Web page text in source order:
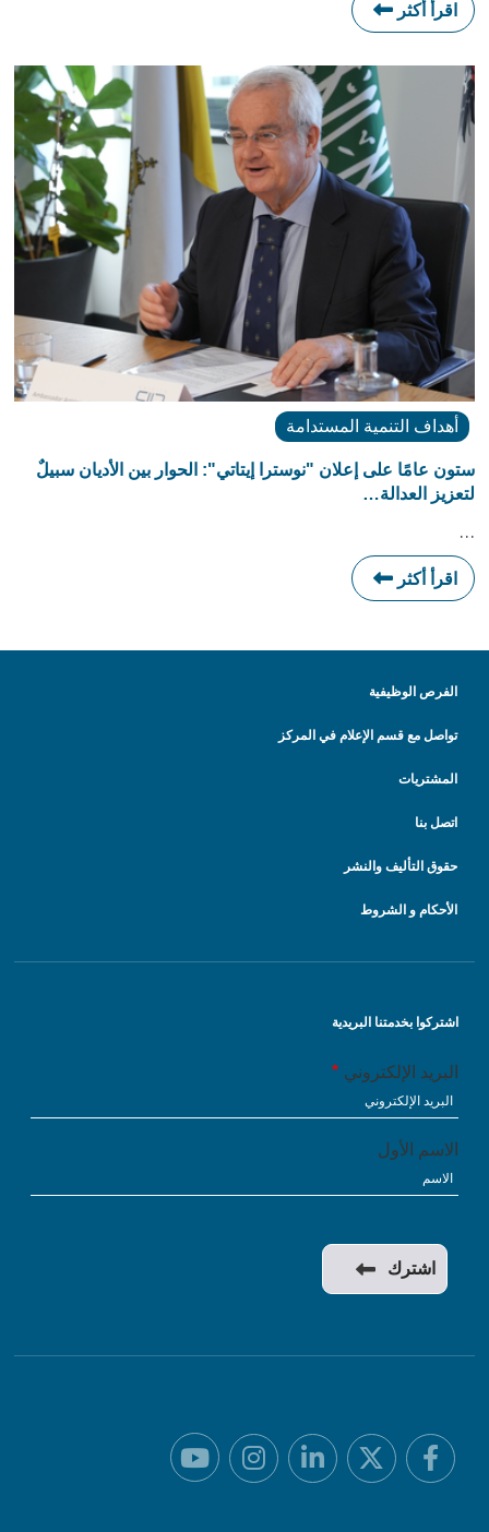
اقرأ أكثر
أهداف التنمية المستدامة
ستون عامًا على إعلان "نوسترا إيتاتي": الحوار بين الأديان سبيلٌ
لتعزيز العدالة…
…
اقرأ أكثر
الفرص الوظيفية
تواصل مع قسم الإعلام في المركز
المشتريات
اتصل بنا
حقوق التأليف والنشر
الأحكام و الشروط
اشتركوا بخدمتنا البريدية
البريد الإلكتروني
الاسم الأول